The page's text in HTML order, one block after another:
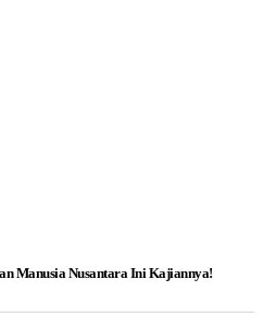
Manusia Nusantara Ini Kajiannya!